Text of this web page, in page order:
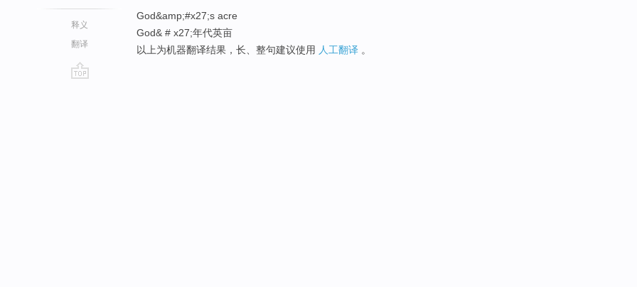
释义
翻译
God&amp;#x27;s acre
God& # x27;年代英亩
以上为机器翻译结果，长、整句建议使用 人工翻译 。